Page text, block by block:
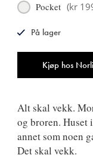
Pocket (kr
Kjøp hos Norli
På lager
Alt skal vekk.
og broren. Huset
annet som noen
Det skal vekk.